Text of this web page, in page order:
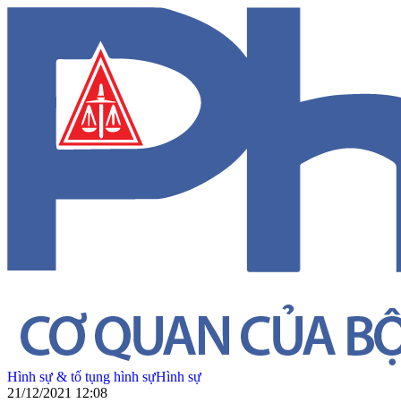
Hình sự & tố tụng hình sựHình sự
21/12/2021 12:08